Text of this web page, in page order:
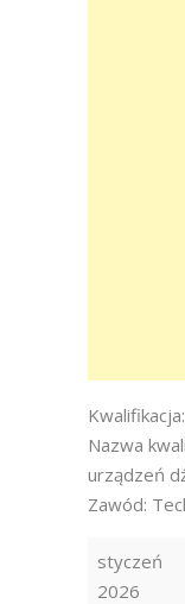
Nazwa
urządzeń
Zawód:
styczeń
2026